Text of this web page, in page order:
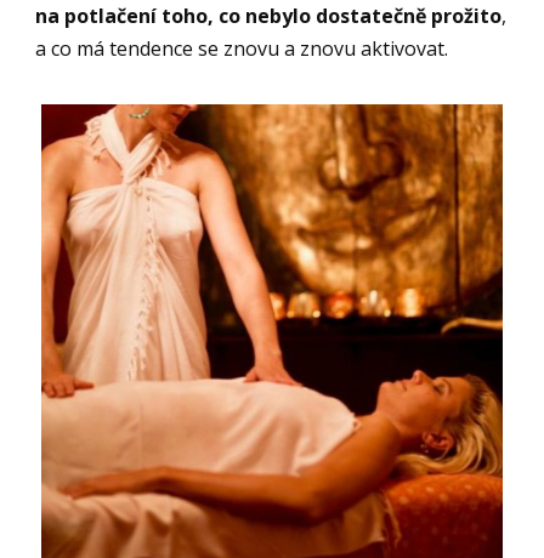
na potlačení toho, co nebylo dostatečně prožito,
a co má tendence se znovu a znovu aktivovat.